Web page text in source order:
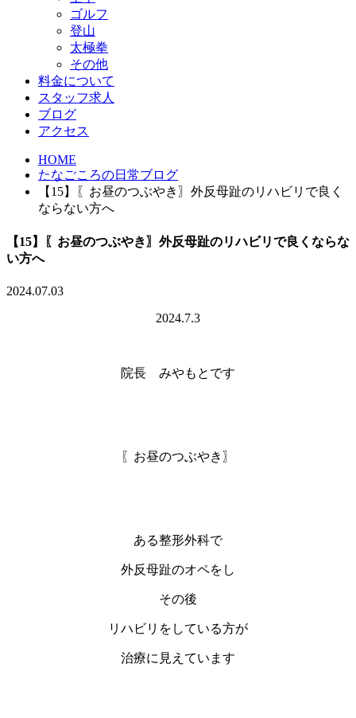
ゴルフ
登山
太極拳
その他
料金について
スタッフ求人
ブログ
アクセス
HOME
たなごころの日常ブログ
【15】〖お昼のつぶやき〗外反母趾のリハビリで良く
ならない方へ
【15】〖お昼のつぶやき〗外反母趾のリハビリで良くならな
い方へ
2024.07.03
2024.7.3
院長 みやもとです
〖お昼のつぶやき〗
ある整形外科で
外反母趾のオペをし
その後
リハビリをしている方が
治療に見えています